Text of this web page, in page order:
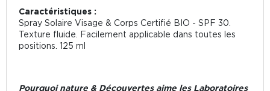
Caractéristiques :
Spray Solaire Visage & Corps Certifié BIO - SPF 30.
Texture fluide. Facilement applicable dans toutes les
positions. 125 ml
Pourquoi nature & Découvertes aime les Laboratoires